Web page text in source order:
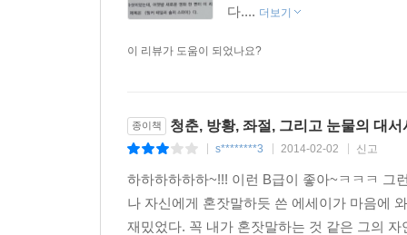
다.... 더보기
이 리뷰가 도움이 되었나요?
종이책 청춘, 방황, 좌절, 그리고 눈물의 대서
s********3 2014-02-02 신고
하하하하하하~!!! 이런 B급이 좋아~ㅋㅋㅋ 그
나 자신에게 혼잣말하듯 쓴 에세이가 마음에
재밌었다. 꼭 내가 혼잣말하는 것 같은 그의